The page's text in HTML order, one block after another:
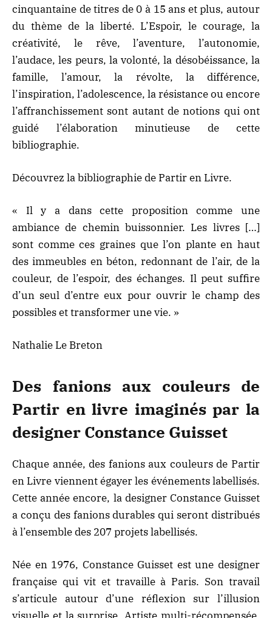
cinquantaine de titres de 0 à 15 ans et plus, autour
du thème de la liberté. L’Espoir, le courage, la
créativité, le rêve, l’aventure, l’autonomie,
l’audace, les peurs, la volonté, la désobéissance, la
famille, l’amour, la révolte, la différence,
l’inspiration, l’adolescence, la résistance ou encore
l’affranchissement sont autant de notions qui ont
guidé l’élaboration minutieuse de cette
bibliographie.
Découvrez labibliographie de Partir en Livre.
« Il y a dans cette proposition comme une
ambiance de chemin buissonnier. Les livres […]
sont comme ces graines que l’on plante en haut
des immeubles en béton, redonnant de l’air, de la
couleur, de l’espoir, des échanges. Il peut suffire
d’un seul d’entre eux pour ouvrir le champ des
possibles et transformer une vie. »
Nathalie Le Breton
Des fanions aux couleurs de
Partir en livre imaginés par la
designer Constance Guisset
Chaque année, des fanions aux couleurs de Partir
en Livre viennent égayer les événements labellisés.
Cette année encore, la designer Constance Guisset
a conçu des fanions durables qui seront distribués
à l’ensemble des 207 projets labellisés.
Née en 1976, Constance Guisset est une designer
française qui vit et travaille à Paris. Son travail
s’articule autour d’une réflexion sur l’illusion